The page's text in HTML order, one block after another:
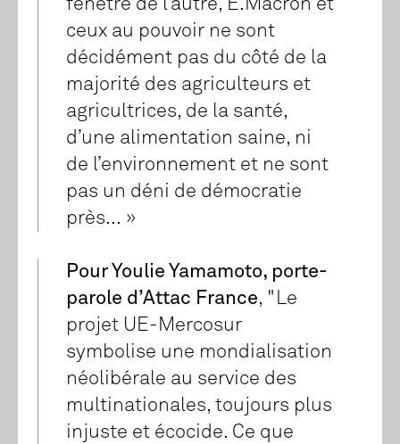
fenêtre de l’autre, E.Macron et
ceux au pouvoir ne sont
décidément pas du côté de la
majorité des agriculteurs et
agricultrices, de la santé,
d’une alimentation saine, ni
de l’environnement et ne sont
pas un déni de démocratie
près... »
Pour Youlie Yamamoto, porte-
parole d’Attac France, "Le
projet UE-Mercosur
symbolise une mondialisation
néolibérale au service des
multinationales, toujours plus
injuste et écocide. Ce que